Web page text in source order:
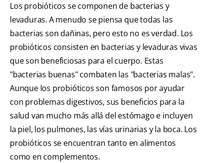
Los probióticos se componen de bacterias y
levaduras. A menudo se piensa que todas las
bacterias son dañinas, pero esto no es verdad. Los
probióticos consisten en bacterias y levaduras vivas
que son beneficiosas para el cuerpo. Estas
" bacterias buenas " combaten las " bacterias malas " .
Aunque los probióticos son famosos por ayudar
con problemas digestivos, sus beneficios para la
salud van mucho más allá del estómago e incluyen
la piel, los pulmones, las vías urinarias y la boca. Los
probióticos se encuentran tanto en alimentos
como en complementos.